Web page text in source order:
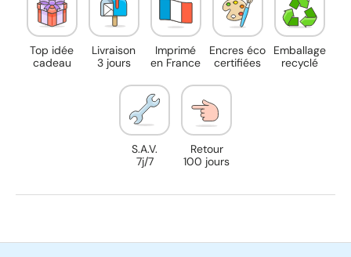
Top idée
cadeau
Livraison
3 jours
Imprimé
en France
Encres éco
certifiées
Emballage
recyclé
S.A.V.
7j/7
Retour
100 jours